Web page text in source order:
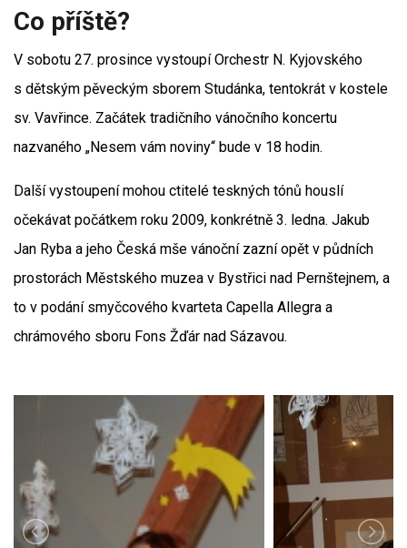
Co příště?
V sobotu 27. prosince vystoupí Orchestr N. Kyjovského
s dětským pěveckým sborem Studánka, tentokrát v kostele
sv. Vavřince. Začátek tradičního vánočního koncertu
nazvaného „Nesem vám noviny“ bude v 18 hodin.
Další vystoupení mohou ctitelé teskných tónů houslí
očekávat počátkem roku 2009, konkrétně 3. ledna. Jakub
Jan Ryba a jeho Česká mše vánoční zazní opět v půdních
prostorách Městského muzea v Bystřici nad Pernštejnem, a
to v podání smyčcového kvarteta Capella Allegra a
chrámového sboru Fons Žďár nad Sázavou.